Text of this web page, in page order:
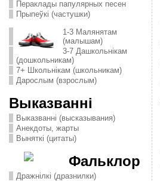
Пераклады папулярных песен
Прыпеўкі (частушки)
1-3 Малянятам
(малышам)
3-7 Дашкольнікам
(дошкольникам)
7+ Школьнікам (школьникам)
Дарослым (взрослым)
Выказванні
Выказванні (высказывания)
Анекдоты, жарты
Выняткі (цитаты)
Фальклор
Дражнілкі (дразнилки)